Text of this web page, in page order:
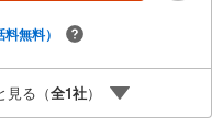
いて■□■□物件選びの前にロ
。スタッフ一同、お客様の
せて頂きます。お気軽にお
料無料）
見る（全1社）